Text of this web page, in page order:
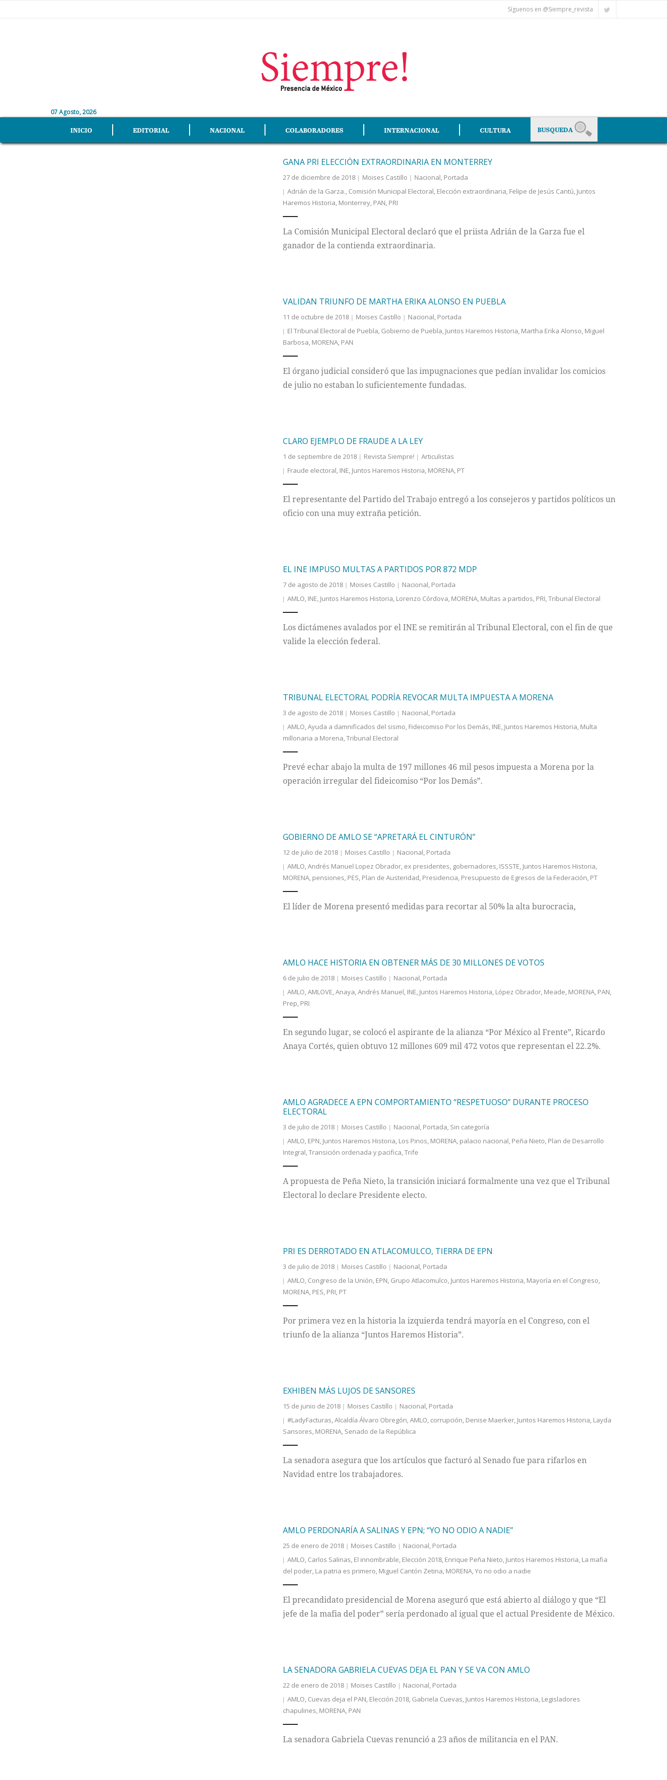
Síguenos en @Siempre_revista
07 Agosto, 2026
INICIO EDITORIAL NACIONAL COLABORADORES INTERNACIONAL CULTURA
GANA PRI ELECCIÓN EXTRAORDINARIA EN MONTERREY
27 de diciembre de 2018 Moises Castillo Nacional, Portada
Adrián de la Garza., Comisión Municipal Electoral, Elección extraordinaria, Felipe de Jesús Cantú, Juntos
Haremos Historia, Monterrey, PAN, PRI
La Comisión Municipal Electoral declaró que el priista Adrián de la Garza fue el
ganador de la contienda extraordinaria.
VALIDAN TRIUNFO DE MARTHA ERIKA ALONSO EN PUEBLA
11 de octubre de 2018 Moises Castillo Nacional, Portada
El Tribunal Electoral de Puebla, Gobierno de Puebla, Juntos Haremos Historia, Martha Erika Alonso, Miguel
Barbosa, MORENA, PAN
El órgano judicial consideró que las impugnaciones que pedían invalidar los comicios
de julio no estaban lo suficientemente fundadas.
CLARO EJEMPLO DE FRAUDE A LA LEY
1 de septiembre de 2018 Revista Siempre!
Articulistas
Fraude electoral, INE, Juntos Haremos Historia, MORENA, PT
El representante del Partido del Trabajo entregó a los consejeros y partidos políticos un
oficio con una muy extraña petición.
EL INE IMPUSO MULTAS A PARTIDOS POR 872 MDP
7 de agosto de 2018 Moises Castillo Nacional, Portada
AMLO, INE, Juntos Haremos Historia, Lorenzo Córdova, MORENA, Multas a partidos, PRI,Tribunal Electoral
Los dictámenes avalados por el INE se remitirán al Tribunal Electoral, con el fin de que
valide la elección federal.
TRIBUNAL ELECTORAL PODRÍA REVOCAR MULTA IMPUESTA A MORENA
3 de agosto de 2018 Moises Castillo Nacional, Portada
AMLO,Ayuda a damnificados del sismo, Fideicomiso Por los Demás, INE, Juntos Haremos Historia, Multa
millonaria a Morena,Tribunal Electoral
Prevé echar abajo la multa de 197 millones 46 mil pesos impuesta a Morena por la
operación irregular del fideicomiso “Por los Demás”.
GOBIERNO DE AMLO SE “APRETARÁ EL CINTURÓN”
12 de julio de 2018 Moises Castillo Nacional, Portada
AMLO,Andrés Manuel Lopez Obrador, ex presidentes, gobernadores, ISSSTE, Juntos Haremos Historia,
MORENA, pensiones, PES, Plan de Austeridad, Presidencia, Presupuesto de Egresos de la Federación, PT
El líder de Morena presentó medidas para recortar al 50% la alta burocracia,
AMLO HACE HISTORIA EN OBTENER MÁS DE 30 MILLONES DE VOTOS
6 de julio de 2018 Moises Castillo Nacional, Portada
AMLO,AMLOVE,Anaya,Andrés Manuel, INE, Juntos Haremos Historia, López Obrador, Meade, MORENA, PAN,
Prep, PRI
En segundo lugar, se colocó el aspirante de la alianza “Por México al Frente”, Ricardo
Anaya Cortés, quien obtuvo 12 millones 609 mil 472 votos que representan el 22.2%.
AMLO AGRADECE A EPN COMPORTAMIENTO “RESPETUOSO” DURANTE PROCESO
ELECTORAL
3 de julio de 2018 Moises Castillo Nacional, Portada, Sin categoría
AMLO, EPN, Juntos Haremos Historia, Los Pinos, MORENA, palacio nacional, Peña Nieto, Plan de Desarrollo
Integral,Transición ordenada y pacifica,Trife
A propuesta de Peña Nieto, la transición iniciará formalmente una vez que el Tribunal
Electoral lo declare Presidente electo.
PRI ES DERROTADO EN ATLACOMULCO, TIERRA DE EPN
3 de julio de 2018 Moises Castillo Nacional, Portada
AMLO, Congreso de la Unión, EPN, Grupo Atlacomulco, Juntos Haremos Historia, Mayoría en el Congreso,
MORENA, PES, PRI, PT
Por primera vez en la historia la izquierda tendrá mayoría en el Congreso, con el
triunfo de la alianza “Juntos Haremos Historia”.
EXHIBEN MÁS LUJOS DE SANSORES
15 de junio de 2018 Moises Castillo Nacional, Portada
#LadyFacturas,Alcaldía Álvaro Obregón,AMLO, corrupción, Denise Maerker, Juntos Haremos Historia, Layda
Sansores, MORENA, Senado de la República
La senadora asegura que los artículos que facturó al Senado fue para rifarlos en
Navidad entre los trabajadores.
AMLO PERDONARÍA A SALINAS Y EPN; “YO NO ODIO A NADIE”
25 de enero de 2018 Moises Castillo Nacional, Portada
AMLO, Carlos Salinas, El innombrable, Elección 2018, Enrique Peña Nieto, Juntos Haremos Historia, La mafia
del poder, La patria es primero, Miguel Cantón Zetina, MORENA,Yo no odio a nadie
El precandidato presidencial de Morena aseguró que está abierto al diálogo y que “El
jefe de la mafia del poder” sería perdonado al igual que el actual Presidente de México.
LA SENADORA GABRIELA CUEVAS DEJA EL PAN Y SE VA CON AMLO
22 de enero de 2018 Moises Castillo Nacional, Portada
AMLO, Cuevas deja el PAN, Elección 2018, Gabriela Cuevas, Juntos Haremos Historia, Legisladores
chapulines, MORENA, PAN
La senadora Gabriela Cuevas renunció a 23 años de militancia en el PAN.